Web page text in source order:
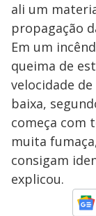
ali um
propagação
Em um
queima de
velocidade
baixa,
começa com
muita
consigam
explicou.